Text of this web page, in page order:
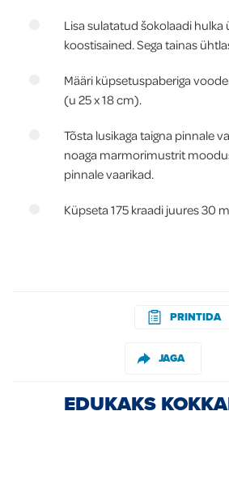
Lisa sulatatud šokolaadi hulka
koostisained. Sega tainas
Määri küpsetuspaberiga
(u 25 x 18 cm).
Tõsta lusikaga taigna pinnale
noaga marmorimustrit
pinnale vaarikad.
Küpseta 175 kraadi juures 30
PRINTIDA
JAGA
EDUKAKS